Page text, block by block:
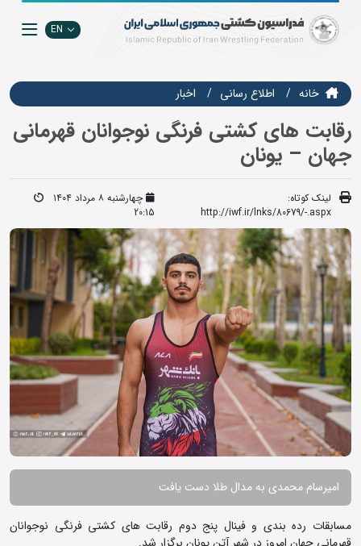
EN
خانه اطلاع رسانی اخبار
رقابت های کشتی فرنگی نوجوانان قهرمانی
جهان – یونان
لینک کوتاه:
http://iwf.ir/lnks/80679/-.aspx
چهارشنبه ۸ مرداد ۱۴۰۴
20:15
امیرسام محمدی به مدال طلا دست یافت
مسابقات رده بندی و فینال پنج دوم رقابت های کشتی فرنگی نوجوانان